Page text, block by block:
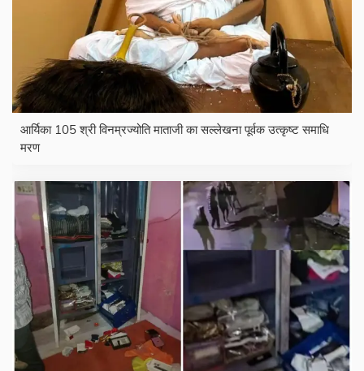
आर्यिका 105 श्री विनम्रज्योति माताजी का सल्लेखना पूर्वक उत्कृष्ट समाधि
मरण